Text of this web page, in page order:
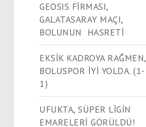
GEOSIS FİRMASI,
GALATASARAY MAÇI,
BOLUNUN HASRETİ
EKSİK KADROYA RAĞMEN,
BOLUSPOR İYİ YOLDA. (1-
1)
UFUKTA, SÜPER LİGİN
EMARELERİ GÖRÜLDÜ!